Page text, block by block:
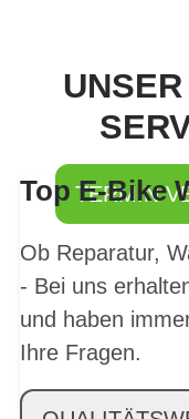
TERMIN
Top E-Bike
Ob Reparatur,
- Bei uns
und haben
Ihre Fragen.